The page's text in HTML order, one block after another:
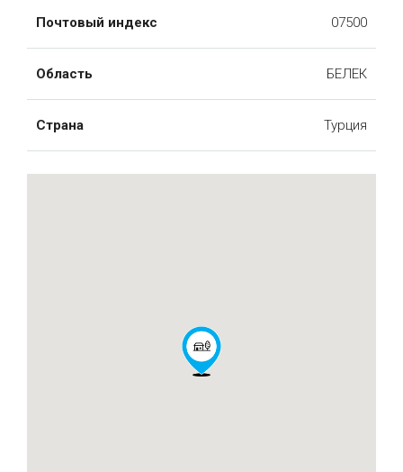
Почтовый индекс 07500
Область БЕЛЕК
Страна Турция